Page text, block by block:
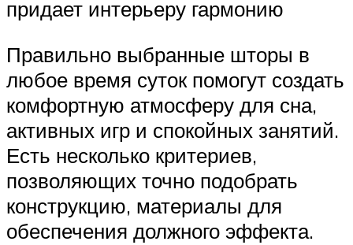
придает интерьеру гармонию
Правильно выбранные шторы в
любое время суток помогут создать
комфортную атмосферу для сна,
активных игр и спокойных занятий.
Есть несколько критериев,
позволяющих точно подобрать
конструкцию, материалы для
обеспечения должного эффекта.